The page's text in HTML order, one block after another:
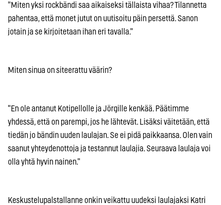
"Miten yksi rockbändi saa aikaiseksi tällaista vihaa? Tilannetta
pahentaa, että monet jutut on uutisoitu päin persettä. Sanon
jotain ja se kirjoitetaan ihan eri tavalla."
Miten sinua on siteerattu väärin?
"En ole antanut Kotipellolle ja Jörgille kenkää. Päätimme
yhdessä, että on parempi, jos he lähtevät. Lisäksi väitetään, että
tiedän jo bändin uuden laulajan. Se ei pidä paikkaansa. Olen vain
saanut yhteydenottoja ja testannut laulajia. Seuraava laulaja voi
olla yhtä hyvin nainen."
Keskustelupalstallanne onkin veikattu uudeksi laulajaksi Katri